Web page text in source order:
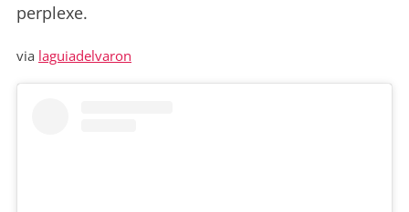
perplexe.
via laguiadelvaron